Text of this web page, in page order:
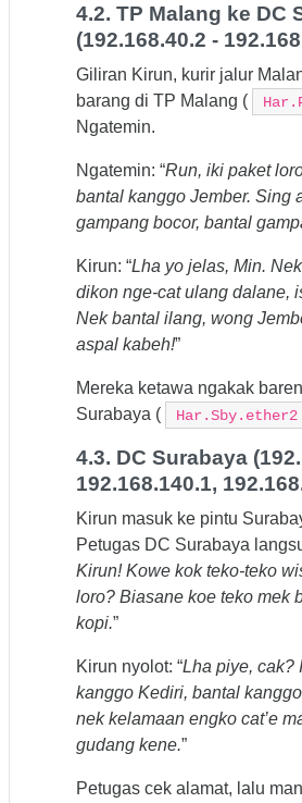
4.2. TP Malang ke DC
(192.168.40.2 -
Giliran Kirun, kurir jalur
barang di TP Malang (
Ngatemin.
Ngatemin: “Run, iki paket
bantal kanggo Jember. Sing
gampang bocor, bantal
Kirun: “Lha yo jelas, Min.
dikon nge-cat ulang dalane,
Nek bantal ilang, wong
aspal kabeh!”
Mereka ketawa ngakak
Surabaya (
Har.Sby.ether2
4.3. DC Surabaya
192.168.140.1,
Kirun masuk ke pintu
Petugas DC Surabaya
Kirun! Kowe kok teko-teko
loro? Biasane koe teko mek
kopi.”
Kirun nyolot: “Lha piye, cak?
kanggo Kediri, bantal
nek kelamaan engko cat’e
gudang kene.”
Petugas cek alamat, lalu